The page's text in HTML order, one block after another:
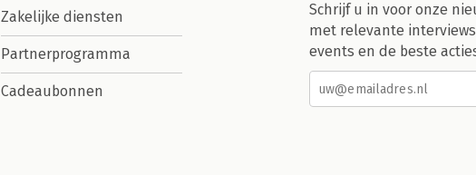
Zakelijke diensten
Partnerprogramma
Cadeaubonnen
Schrijf u in voor onze
met relevante
events en de beste